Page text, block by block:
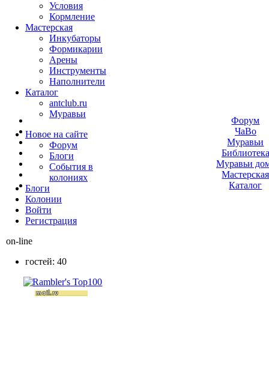
Условия
Кормление
Мастерская
Инкубаторы
Формикарии
Арены
Инструменты
Наполнители
Каталог
antclub.ru
Муравьи
Новое на сайте
Форум
Блоги
События в
колониях
Блоги
Колонии
Войти
Peгиcтpaция
on-line
гостей: 40
Форум
ЧаВо
Муравьи
Библиотека
Муравьи
Мастерская
Каталог